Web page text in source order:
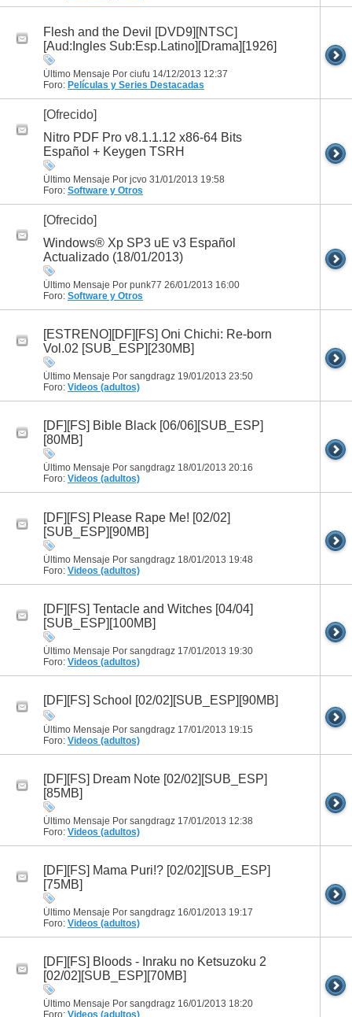
Flesh and the Devil [DVD9][NTSC]
[Aud:Ingles Sub:Esp.Latino][Drama][1926]
Último Mensaje Por ciufu 14/12/2013 12:37
Foro: Películas y Series Destacadas
[Ofrecido]
Nitro PDF Pro v8.1.1.12 x86-64 Bits
Español + Keygen TSRH
Último Mensaje Por jcvo 31/01/2013 19:58
Foro: Software y Otros
[Ofrecido]
Windows® Xp SP3 uE v3 Español
Actualizado (18/01/2013)
Último Mensaje Por punk77 26/01/2013 16:00
Foro: Software y Otros
[ESTRENO][DF][FS] Oni Chichi: Re-born
Vol.02 [SUB_ESP][230MB]
Último Mensaje Por sangdragz 19/01/2013 23:50
Foro: Videos (adultos)
[DF][FS] Bible Black [06/06][SUB_ESP]
[80MB]
Último Mensaje Por sangdragz 18/01/2013 20:16
Foro: Videos (adultos)
[DF][FS] Please Rape Me! [02/02]
[SUB_ESP][90MB]
Último Mensaje Por sangdragz 18/01/2013 19:48
Foro: Videos (adultos)
[DF][FS] Tentacle and Witches [04/04]
[SUB_ESP][100MB]
Último Mensaje Por sangdragz 17/01/2013 19:30
Foro: Videos (adultos)
[DF][FS] School [02/02][SUB_ESP][90MB]
Último Mensaje Por sangdragz 17/01/2013 19:15
Foro: Videos (adultos)
[DF][FS] Dream Note [02/02][SUB_ESP]
[85MB]
Último Mensaje Por sangdragz 17/01/2013 12:38
Foro: Videos (adultos)
[DF][FS] Mama Puri!? [02/02][SUB_ESP]
[75MB]
Último Mensaje Por sangdragz 16/01/2013 19:17
Foro: Videos (adultos)
[DF][FS] Bloods - Inraku no Ketsuzoku 2
[02/02][SUB_ESP][70MB]
Último Mensaje Por sangdragz 16/01/2013 18:20